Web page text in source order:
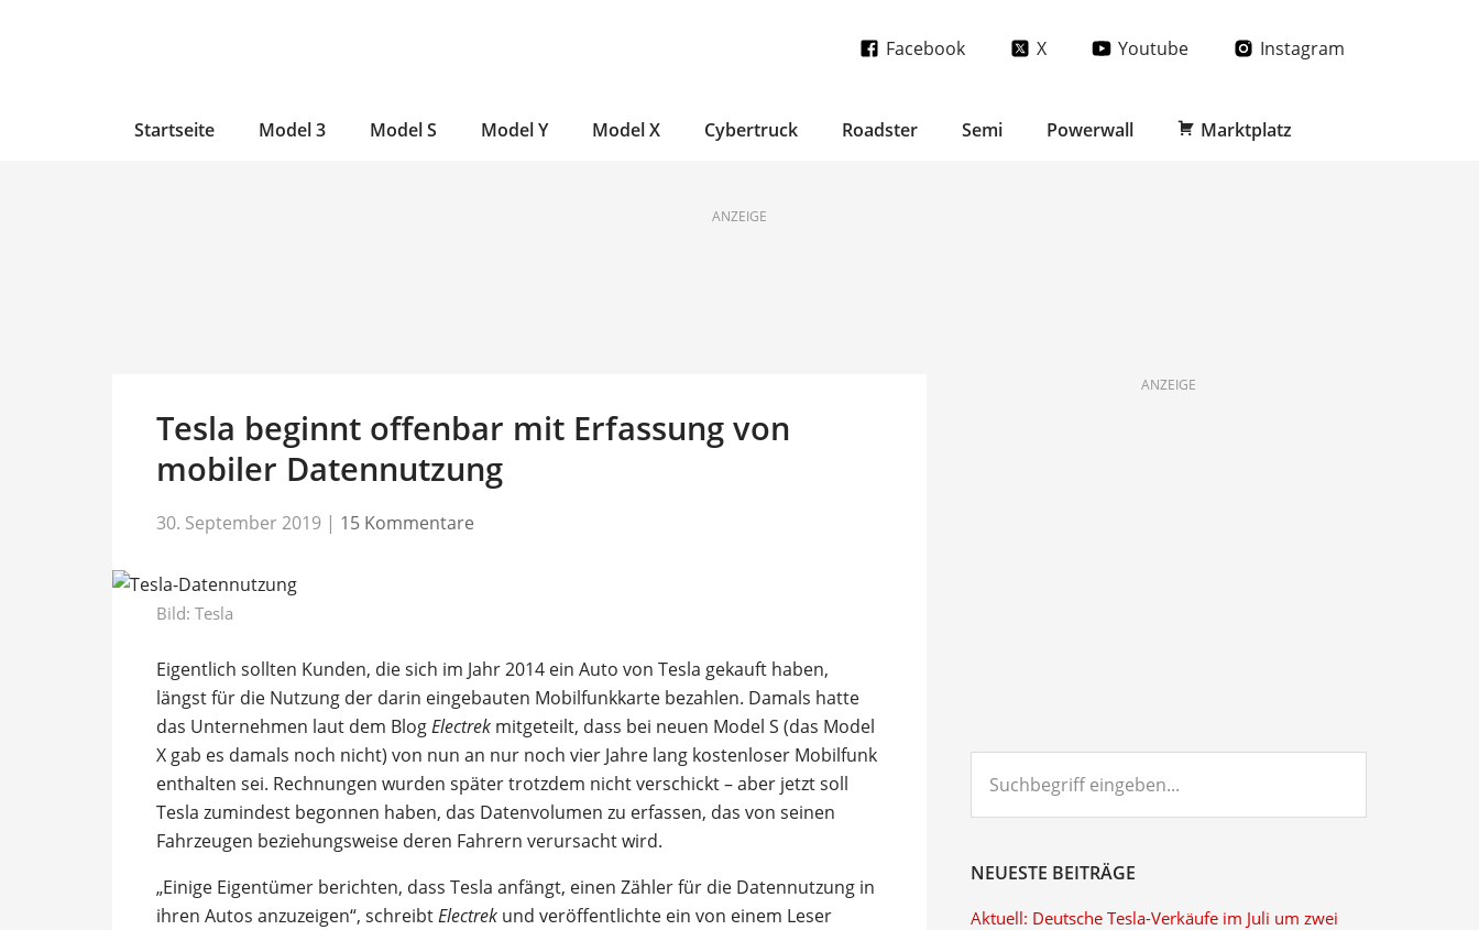
Facebook X Youtube Instagram
Startseite Model 3 Model S Model Y Model X Cybertruck Roadster Semi Powerwall Marktplatz
ANZEIGE
Tesla beginnt offenbar mit Erfassung von
mobiler Datennutzung
30. September 2019 | 15 Kommentare
Bild: Tesla
Eigentlich sollten Kunden, die sich im Jahr 2014 ein Auto von Tesla gekauft haben,
längst für die Nutzung der darin eingebauten Mobilfunkkarte bezahlen. Damals hatte
das Unternehmen laut dem BlogElectrek mitgeteilt, dass bei neuen Model S (das Model
X gab es damals noch nicht) von nun an nur noch vier Jahre lang kostenloser Mobilfunk
enthalten sei. Rechnungen wurden später trotzdem nicht verschickt – aber jetzt soll
Tesla zumindest begonnen haben, das Datenvolumen zu erfassen, das von seinen
Fahrzeugen beziehungsweise deren Fahrern verursacht wird.
„Einige Eigentümer berichten, dass Tesla anfängt, einen Zähler für die Datennutzung in
ihren Autos anzuzeigen“, schreibtElectrek und veröffentlichte ein von einem Leser
ANZEIGE
eingeben...
NEUESTE BEITRÄGE
Aktuell: Deutsche Tesla-Verkäufe im Juli um zwei